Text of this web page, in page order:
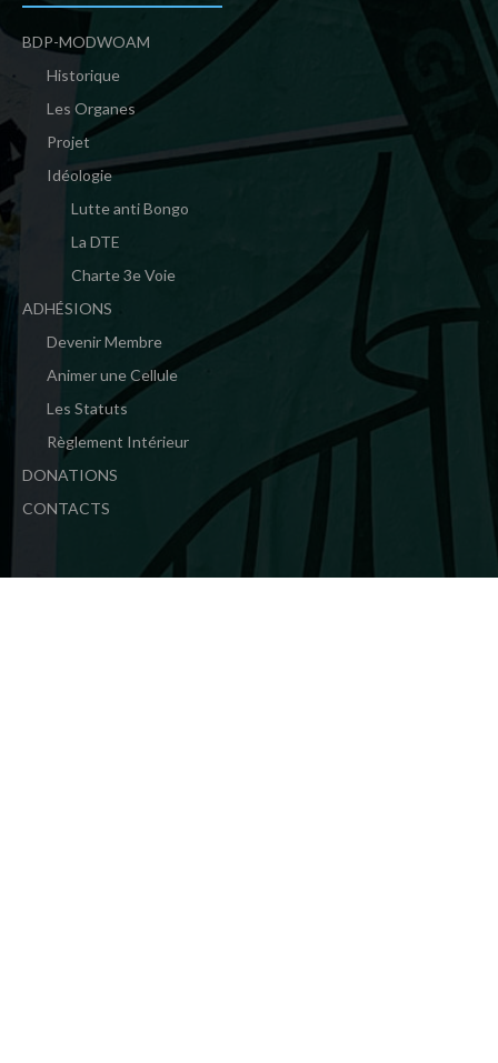
BDP-MODWOAM
Historique
Les Organes
Projet
Idéologie
Lutte anti Bongo
La DTE
Charte 3e Voie
ADHÉSIONS
Devenir Membre
Animer une Cellule
Les Statuts
Règlement Intérieur
DONATIONS
CONTACTS